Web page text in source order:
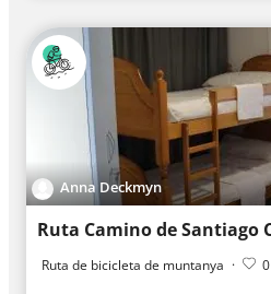
Anna Deckmyn
Ruta Camino de Santiago
Ruta de bicicleta de muntanya · 0